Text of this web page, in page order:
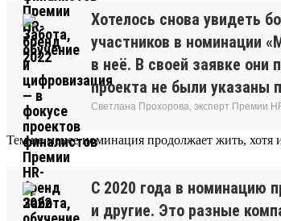
Хотелось снова увидеть
участников в номинации
в неё. В своей заявке они
проекта не были указаны
Светлана Прохорова, эксперт Премии
Тем не менее номинация продолжает жить, хотя
С 2020 года в номинацию
и другие. Это разные